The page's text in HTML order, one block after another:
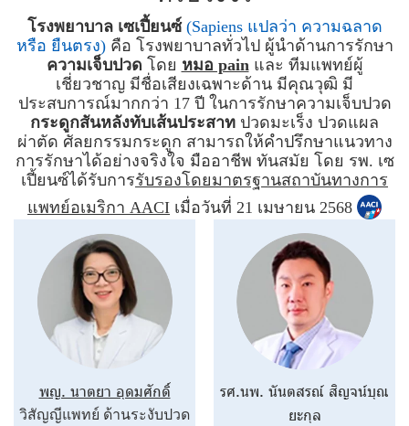
โรงพยาบาล เซเปี้ยนซ์ (Sapiens แปลว่า ความฉลาด
หรือ ยืนตรง)คือ โรงพยาบาลทั่วไป ผู้นำด้านการรักษา
ความเจ็บปวด โดย หมอ painและ ทีมแพทย์ผู้
เชี่ยวชาญ มีชื่อเสียงเฉพาะด้าน มีคุณวุฒิ มี
ประสบการณ์มากกว่า 17 ปี ในการรักษาความเจ็บปวด
กระดูกสันหลังทับเส้นประสาท ปวดมะเร็ง ปวดแผล
ผ่าตัด ศัลยกรรมกระดูก สามารถให้คำปรึกษาแนวทาง
การรักษาได้อย่างจริงใจ มืออาชีพ ทันสมัย โดย รพ. เซ
เปี้ยนซ์ได้รับการรับรองโดยมาตรฐานสถาบันทางการ
แพทย์อเมริกา AACI เมื่อวันที่ 21 เมษายน 2568
พญ. นาตยา อุดมศักดิ์
วิสัญญีแพทย์ ด้านระงับปวด
รศ.นพ. นันตสรณ์ สิญจน์บุณ
ยะกุล